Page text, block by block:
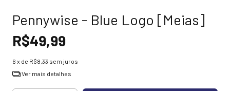
Pennywise - Blue Logo [Meias]
R$49,99
6 x de R$8,33 sem juros
Ver mais detalhes